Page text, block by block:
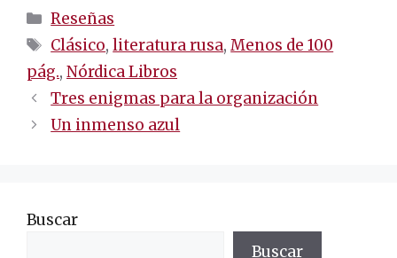
Categorías
Reseñas
Etiquetas
Clásico,literatura rusa,Menos de 100
pág., Nórdica Libros
Navegación
de
entradas
Tres enigmas para la organización
Un inmenso azul
Buscar
Buscar